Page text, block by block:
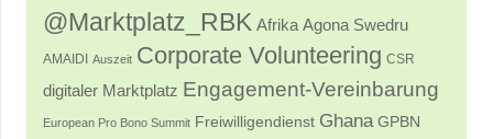
@Marktplatz_RBK Afrika Agona Swedru
AMAIDI Auszeit Corporate Volunteering CSR
digitaler Marktplatz Engagement-Vereinbarung
European Pro Bono Summit Freiwilligendienst Ghana GPBN